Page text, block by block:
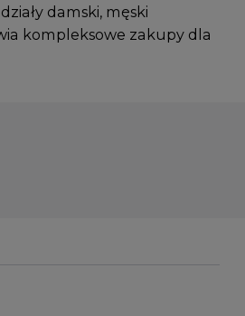
damski, męski
kompleksowe zakupy dla